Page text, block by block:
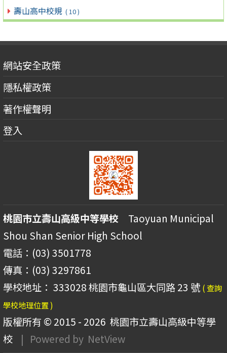
壽山高中校規 ( 10 )
網站安全政策
隱私權政策
著作權聲明
登入
桃園市立壽山高級中等學校 Taoyuan Municipal
Shou Shan Senior High School
電話：(03) 3501778
傳真：(03) 3297861
學校地址： 333028 桃園市龜山區大同路 23 號 ( 查詢
學校地理位置 )
版權所有 © 2015 - 2026 桃園市立壽山高級中等學
校
| Powered by NetView